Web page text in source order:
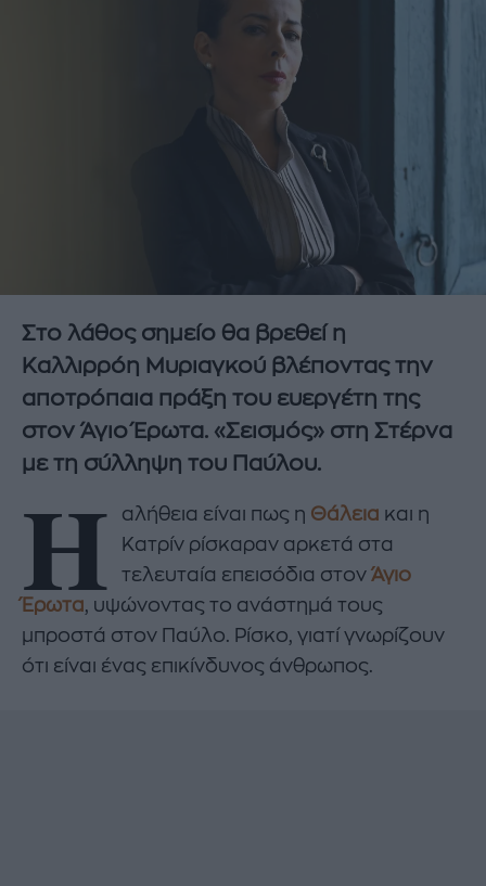
Στο λάθος σημείο θα βρεθεί η
Καλλιρρόη Μυριαγκού βλέποντας την
αποτρόπαια πράξη του ευεργέτη της
στον Άγιο Έρωτα. «Σεισμός» στη Στέρνα
με τη σύλληψη του Παύλου.
Η αλήθεια είναι πως η Θάλεια και η
Κατρίν ρίσκαραν αρκετά στα
τελευταία επεισόδια στονΆγιο
Έρωτα, υψώνοντας το ανάστημά τους
μπροστά στον Παύλο. Ρίσκο, γιατί γνωρίζουν
ότι είναι ένας επικίνδυνος άνθρωπος.